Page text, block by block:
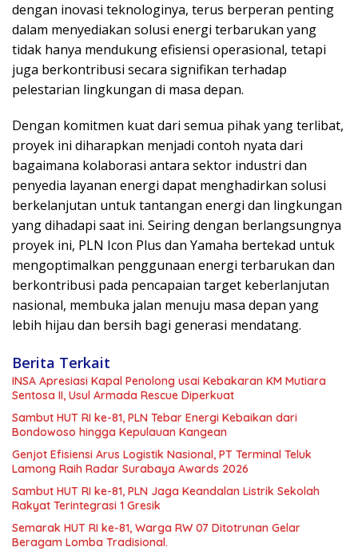
dengan inovasi teknologinya, terus berperan penting
dalam menyediakan solusi energi terbarukan yang
tidak hanya mendukung efisiensi operasional, tetapi
juga berkontribusi secara signifikan terhadap
pelestarian lingkungan di masa depan.
Dengan komitmen kuat dari semua pihak yang terlibat,
proyek ini diharapkan menjadi contoh nyata dari
bagaimana kolaborasi antara sektor industri dan
penyedia layanan energi dapat menghadirkan solusi
berkelanjutan untuk tantangan energi dan lingkungan
yang dihadapi saat ini. Seiring dengan berlangsungnya
proyek ini, PLN Icon Plus dan Yamaha bertekad untuk
mengoptimalkan penggunaan energi terbarukan dan
berkontribusi pada pencapaian target keberlanjutan
nasional, membuka jalan menuju masa depan yang
lebih hijau dan bersih bagi generasi mendatang.
Berita Terkait
INSA Apresiasi Kapal Penolong usai Kebakaran KM Mutiara
Sentosa II, Usul Armada Rescue Diperkuat
Sambut HUT RI ke-81, PLN Tebar Energi Kebaikan dari
Bondowoso hingga Kepulauan Kangean
Genjot Efisiensi Arus Logistik Nasional, PT Terminal Teluk
Lamong Raih Radar Surabaya Awards 2026
Sambut HUT RI ke-81, PLN Jaga Keandalan Listrik Sekolah
Rakyat Terintegrasi 1 Gresik
Semarak HUT RI ke-81, Warga RW 07 Ditotrunan Gelar
Beragam Lomba Tradisional.